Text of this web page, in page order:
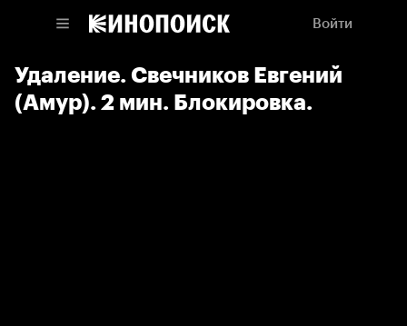
Войти
Удаление. Свечников Евгений
(Амур). 2 мин. Блокировка.